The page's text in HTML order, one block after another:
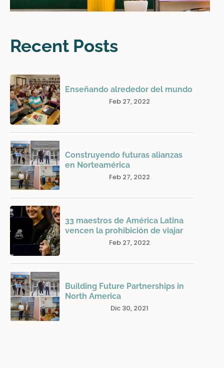
Recent Posts
Enseñando alrededor del mundo
Feb 27, 2022
Construyendo futuras alianzas
en Norteamérica
Feb 27, 2022
33 maestros de América Latina
vencen la prohibición de viajar
Feb 27, 2022
Building Future Partnerships in
North America
Dic 30, 2021